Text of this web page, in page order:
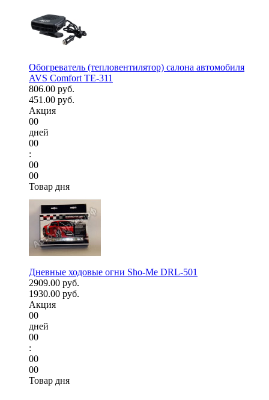
Обогреватель (тепловентилятор) салона автомобиля
AVS Comfort TE-311
806.00 руб.
451.00 руб.
Акция
00
дней
00
:
00
00
Товар дня
Дневные ходовые огни Sho-Me DRL-501
2909.00 руб.
1930.00 руб.
Акция
00
дней
00
:
00
00
Товар дня